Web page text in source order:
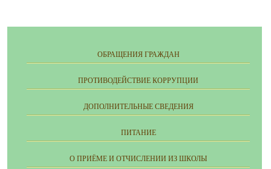
ОБРАЩЕНИЯ ГРАЖДАН
ПРОТИВОДЕЙСТВИЕ КОРРУПЦИИ
ДОПОЛНИТЕЛЬНЫЕ СВЕДЕНИЯ
ПИТАНИЕ
О ПРИЁМЕ И ОТЧИСЛЕНИИ ИЗ ШКОЛЫ